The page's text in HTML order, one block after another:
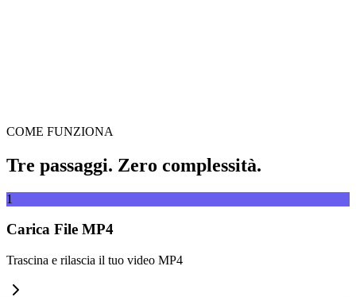
COME FUNZIONA
Tre passaggi. Zero complessità.
1
Carica File MP4
Trascina e rilascia il tuo video MP4